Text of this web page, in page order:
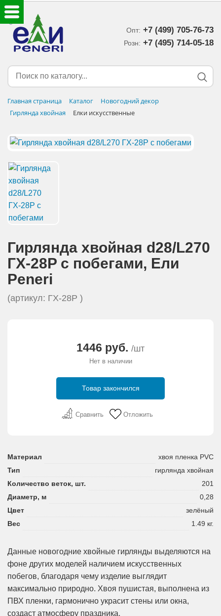
Опт: +7 (499) 705-76-73
Розн: +7 (495) 714-05-18‬
Главная страница Каталог
Новогодний декор
Гирлянда хвойная
Елки искусственные
Гирлянда хвойная d28/L270
ГХ-28P с побегами, Eли
Peneri
(артикул: ГХ-28P )
1446 руб. /шт
Нет в наличии
Товар закончился
Сравнить Отложить
Материал
хвоя пленка PVC
Тип
гирлянда хвойная
Количество веток, шт.
201
Диаметр, м
0,28
Цвет
зелёный
Вес
1.49 кг.
Данные новогодние хвойные гирлянды выделяются на
фоне других моделей наличием искусственных
побегов, благодаря чему изделие выглядит
максимально природно. Хвоя пушистая, выполнена из
ПВХ пленки, гармонично украсит стены или окна,
создаст атмосферу праздника.
ЕЛКИ ИСКУССТВЕННЫЕ
ЕЛОЧНЫЕ УКРАШЕНИЯ
НОВОГОДНИЙ ДЕКОР
ДОСТАВКА В РЕГИОНЫ
ДОСТАВКА
ОПЛАТА
РЕКВИЗИТЫ
О КОМПАНИИ